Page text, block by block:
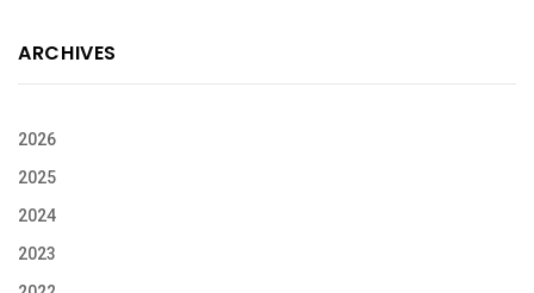
ARCHIVES
2026
2025
2024
2023